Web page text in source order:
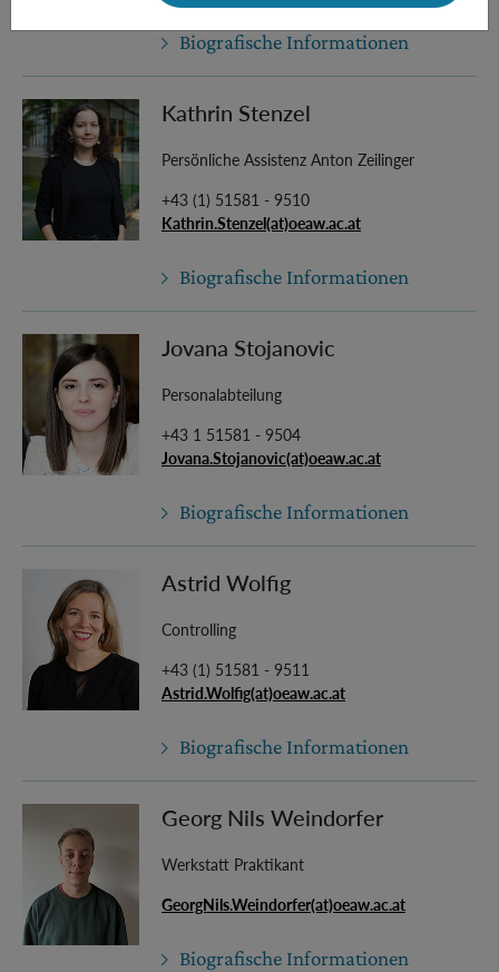
Biografische Informationen
Kathrin Stenzel
Persönliche Assistenz Anton Zeilinger
+43 (1) 51581 - 9510
Kathrin.Stenzel(at)oeaw.ac.at
Biografische Informationen
Jovana Stojanovic
Personalabteilung
+43 1 51581 - 9504
Jovana.Stojanovic(at)oeaw.ac.at
Biografische Informationen
Astrid Wolfig
Controlling
+43 (1) 51581 - 9511
Astrid.Wolfig(at)oeaw.ac.at
Biografische Informationen
Georg Nils Weindorfer
Werkstatt Praktikant
GeorgNils.Weindorfer(at)oeaw.ac.at
Biografische Informationen